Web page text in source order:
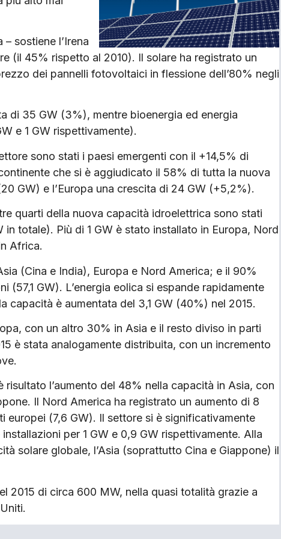
sostiene l’Irena
(il 45% rispetto al 2010). Il solare ha registrato un
dei pannelli fotovoltaici in flessione dell’80% negli
di 35 GW (3%), mentre bioenergia ed energia
e 1 GW rispettivamente).
sono stati i paesi emergenti con il +14,5% di
che si è aggiudicato il 58% di tutta la nuova
GW) e l’Europa una crescita di 24 GW (+5,2%).
quarti della nuova capacità idroelettrica sono stati
totale). Più di 1 GW è stato installato in Europa, Nord
Africa.
(Cina e India), Europa e Nord America; e il 90%
GW). L’energia eolica si espande rapidamente
capacità è aumentata del 3,1 GW (40%) nel 2015.
con un altro 30% in Asia e il resto diviso in parti
è stata analogamente distribuita, con un incremento
risultato l’aumento del 48% nella capacità in Asia, con
Il Nord America ha registrato un aumento di 8
europei (7,6 GW). Il settore si è significativamente
per 1 GW e 0,9 GW rispettivamente. Alla
solare globale, l’Asia (soprattutto Cina e Giappone) il
2015 di circa 600 MW, nella quasi totalità grazie a